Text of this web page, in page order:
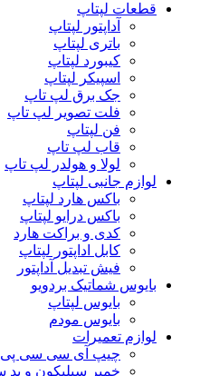
قطعات لپتاپ
آداپتور لپتاپ
باتری لپتاپ
کیبورد لپتاپ
اسپیکر لپتاپ
جک برق لپ تاپ
فلت تصویر لپ تاپ
فن لپتاپ
قاب لپ تاپ
لولا و هولدر لپ تاپ
لوازم جانبی لپتاپ
باکس هارد لپتاپ
باکس درایو لپتاپ
کدی و براکت هارد
کابل اداپتور لپتاپ
فیش تبدیل آداپتور
بایوس شماتیک بردویو
بایوس لپتاپ
بایوس مودم
لوازم تعمیرات
چیپ آی سی سی پی
خمیر سیلیکون و